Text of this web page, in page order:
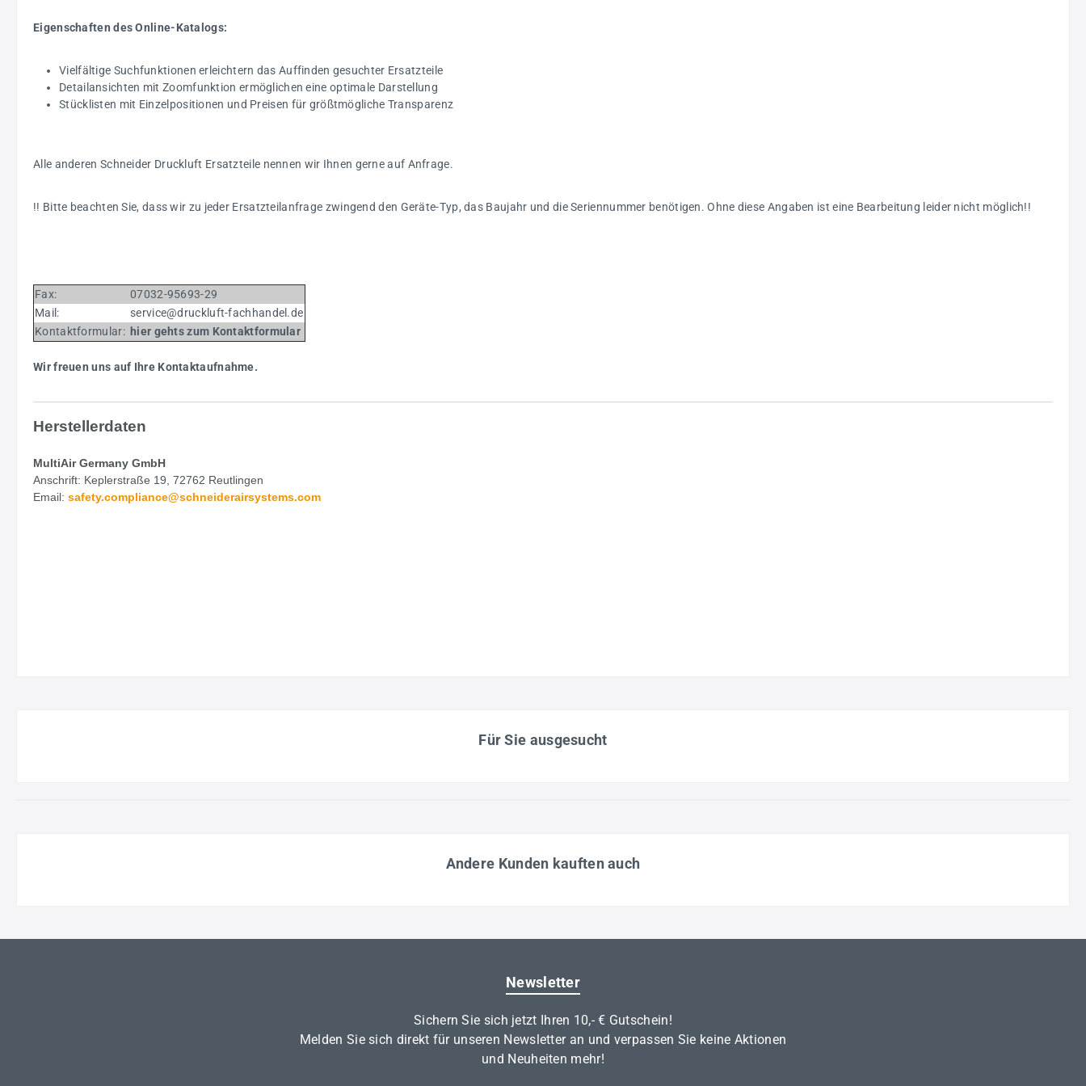
Eigenschaften des Online-Katalogs:
Vielfältige Suchfunktionen erleichtern das Auffinden gesuchter Ersatzteile
Detailansichten mit Zoomfunktion ermöglichen eine optimale Darstellung
Stücklisten mit Einzelpositionen und Preisen für größtmögliche Transparenz
Alle anderen Schneider Druckluft Ersatzteile nennen wir Ihnen gerne auf Anfrage.
!! Bitte beachten Sie, dass wir zu jeder Ersatzteilanfrage zwingend den Geräte-Typ, das Baujahr und die Seriennummer benötigen. Ohne diese Angaben ist eine Bearbeitung leider nicht möglich!!
Fax:
07032-95693-29
Mail:
service@druckluft-fachhandel.de
Kontaktformular: hier gehts zum Kontaktformular
Wir freuen uns auf Ihre Kontaktaufnahme.
Herstellerdaten
MultiAir Germany GmbH
Anschrift: Keplerstraße 19, 72762 Reutlingen
Email: safety.compliance@schneiderairsystems.com
Für Sie ausgesucht
Andere Kunden kauften auch
Newsletter
Sichern Sie sich jetzt Ihren 10,- € Gutschein!
Melden Sie sich direkt für unseren Newsletter an und verpassen Sie keine Aktionen
und Neuheiten mehr!